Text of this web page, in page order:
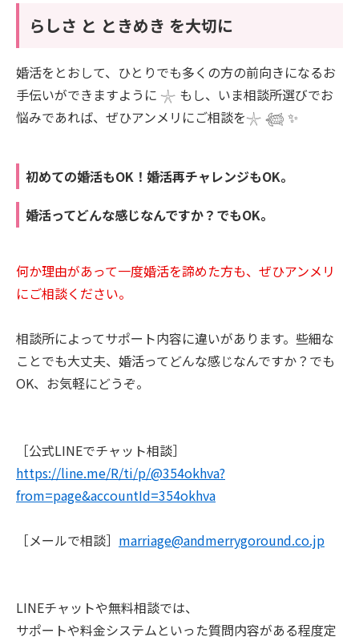
らしさ と ときめき を大切に
婚活をとおして、ひとりでも多くの方の前向きになるお
手伝いができますように 𓇼 もし、いま相談所選びでお
悩みであれば、ぜひアンメリにご相談を𓇼 𓆉 ✨
初めての婚活もOK！婚活再チャレンジもOK。
婚活ってどんな感じなんですか？でもOK。
何か理由があって一度婚活を諦めた方も、ぜひアンメリ
にご相談ください。
相談所によってサポート内容に違いがあります。些細な
ことでも大丈夫、婚活ってどんな感じなんですか？でも
OK、お気軽にどうぞ。
［公式LINEでチャット相談］
https://line.me/R/ti/p/@354okhva?
from=page&accountId=354okhva
［メールで相談］ marriage@andmerrygoround.co.jp
LINEチャットや無料相談では、
サポートや料金システムといった質問内容がある程度定